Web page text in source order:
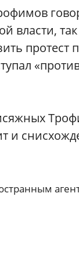
власти,
и